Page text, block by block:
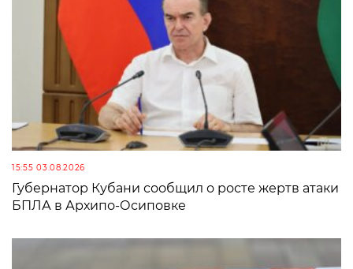
15:55 03.08.2026
Губернатор Кубани сообщил о росте жертв атаки
БПЛА в Архипо-Осиповке